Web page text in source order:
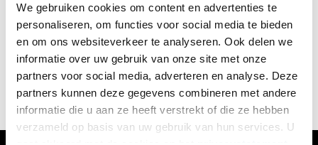
We gebruiken cookies om content en advertenties te
personaliseren, om functies voor social media te bieden
en om ons websiteverkeer te analyseren. Ook delen we
informatie over uw gebruik van onze site met onze
partners voor social media, adverteren en analyse. Deze
partners kunnen deze gegevens combineren met andere
informatie die u aan ze heeft verstrekt of die ze hebben
verzameld op basis van uw gebruik van hun services. U
Tijdens de jaarwisseling in 1999 waren veel mensen bang
voor de ‘millenniumbug’, die wereldwijd voor een crash van
alle computersystemen zou zorgen. Duizend jaar eerder
vreesde men nog veel grotere gevolgen van de
millenniumwisseling. Middeleeuwse christenen dachten dat de
Apocalyps nabij was. Velen reisden naar Jeruzalem, om het
Laatste Oordeel af te wachten in de Heilige Stad.